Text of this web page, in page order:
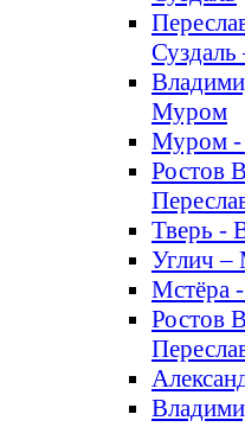
Муром
Муром -
Ростов
Тверь -
Углич
Мстёра
Ростов